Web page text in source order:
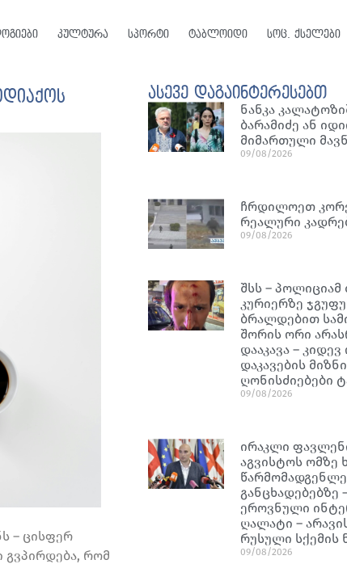
კულტურა სპორტი ტაბლოიდი სოც. ქსელები
– ცისფერ
გვპირდება, რომ
ასევე დაგაინტერესებთ
ნან­კა
ბა­რა­მი­ძე ან
მი­მარ­თუ­ლი
09/08/2026
ჩრდილოეთ
რეალური
09/08/2026
შსს –
კურიერზე
ბრალდებით
შორის ორი
დააკავა –
დაკავების
ღონისძიებები
09/08/2026
ირაკლი
აგვისტოს ომზე
განცხადებებზე
ეროვნული
ღალატი –
რუსული სქემის
09/08/2026